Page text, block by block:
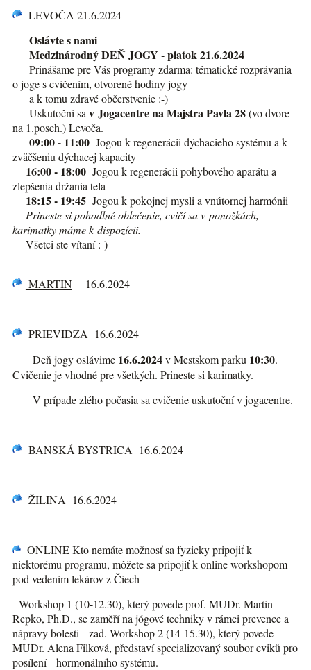
LEVOČA 21.6.2024
Oslávte s nami
Medzinárodný DEŇ JOGY - piatok 21.6.2024
Prinášame pre Vás programy zdarma: tématické rozprávania
o joge s cvičením, otvorené hodiny jogy
a k tomu zdravé občerstvenie :-)
Uskutoční sa v Jogacentre na Majstra Pavla 28(vo dvore
na 1.posch.) Levoča.
09:00 - 11:00Jogou k regenerácii dýchacieho systému a k
zväčšeniu dýchacej kapacity
16:00 - 18:00Jogou k regenerácii pohybového aparátu a
zlepšenia držania tela
18:15 - 19:45Jogou k pokojnej mysli a vnútornej harmónii
Prineste si pohodlné oblečenie, cvičí sa v ponožkách,
karimatky máme k dispozícii.
Všetci ste vítaní :-)
MARTIN16.6.2024
PRIEVIDZA 16.6.2024
Deň jogy oslávime 16.6.2024v Mestskom parku 10:30.
Cvičenie je vhodné pre všetkých. Prineste si karimatky.
V prípade zlého počasia sa cvičenie uskutoční v jogacentre.
BANSKÁ BYSTRICA 16.6.2024
ŽILINA 16.6.2024
ONLINEKto nemáte možnosť sa fyzicky pripojiť k
niektorému programu, môžete sa pripojiť k online workshopom
pod vedením lekárov z Čiech
Workshop 1 (10-12.30), který povede prof. MUDr. Martin
Repko, Ph.D., se zaměří na jógové techniky v rámci prevence a
nápravy bolesti zad. Workshop 2 (14-15.30), který povede
MUDr. Alena Filková, představí specializovaný soubor cviků pro
posílení hormonálního systému.